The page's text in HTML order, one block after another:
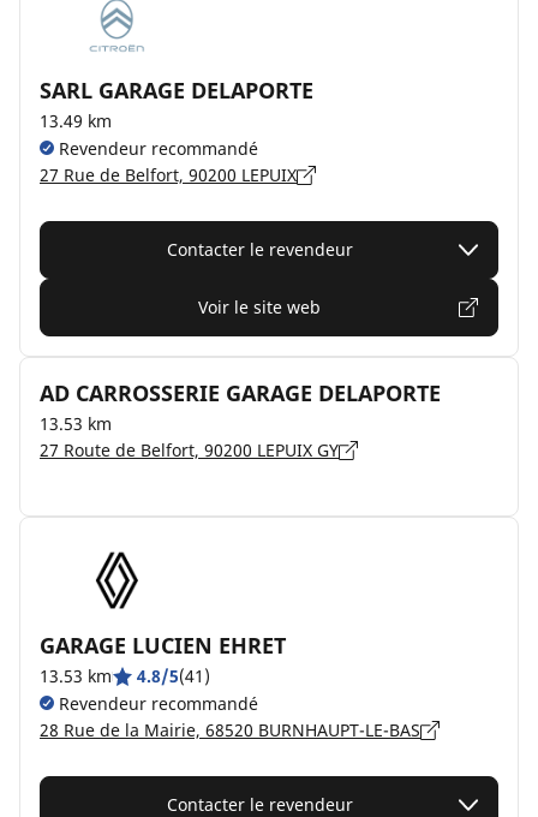
SARL GARAGE DELAPORTE
13.49 km
Revendeur recommandé
27 Rue de Belfort, 90200 LEPUIX
Contacter le revendeur
Voir le site web
AD CARROSSERIE GARAGE DELAPORTE
13.53 km
27 Route de Belfort, 90200 LEPUIX GY
GARAGE LUCIEN EHRET
13.53 km 4.8/5(41)
Revendeur recommandé
28 Rue de la Mairie, 68520 BURNHAUPT-LE-BAS
Contacter le revendeur